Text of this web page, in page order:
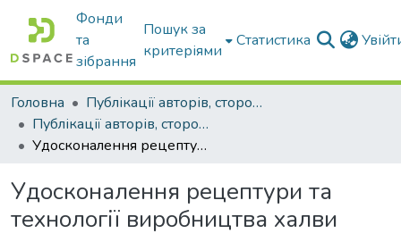
Фонди
та
зібрання
Пошук за
критеріями
Статистика
Головна
Публікації авторів, сторонніх університету
Публікації авторів, сторонніх університету
Удосконалення рецептури та технології виробництва халви
Удосконалення рецептури та
технології виробництва халви